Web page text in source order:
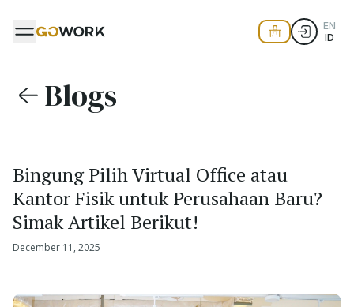
EN
ID
Blogs
Bingung Pilih Virtual Office atau
Kantor Fisik untuk Perusahaan Baru?
Simak Artikel Berikut!
December 11, 2025